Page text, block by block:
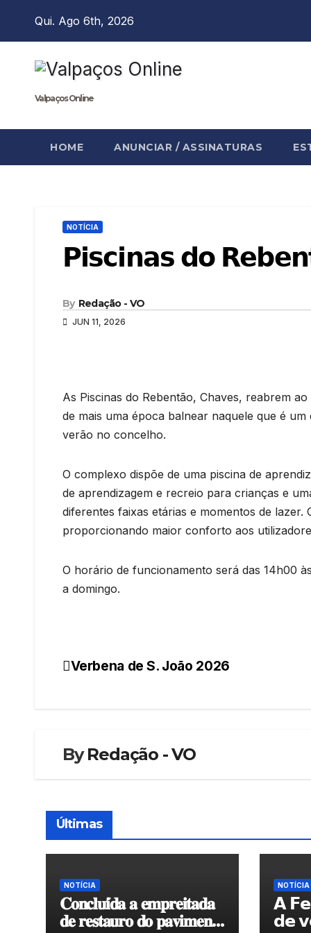
Qui. Ago 6th, 2026
Valpaços Online
HOME ANUNCIAR / ASSINATURAS
NOTÍCIA
𝗣𝗶𝘀𝗰𝗶𝗻𝗮𝘀 𝗱𝗼
By Redação - VO
JUN 11, 2026
As Piscinas do Rebentão, Chaves, reabrem
de mais uma época balnear naquele que é
verão no concelho.
O complexo dispõe de uma piscina de
de aprendizagem e recreio para crianças e
diferentes faixas etárias e momentos de
proporcionando maior conforto aos
O horário de funcionamento será das 14h00
a domingo.
Navegação
Verbena de S. João 2026
ByRedação - VO
Últimas
NOTÍCIA
𝐂𝐨𝐧𝐜𝐥𝐮𝐢́𝐝𝐚 𝐚 𝐞𝐦𝐩𝐫𝐞𝐢𝐭𝐚𝐝𝐚
𝐝𝐞 𝐫𝐞𝐬𝐭𝐚𝐮𝐫𝐨 𝐝𝐨 𝐩𝐚𝐯𝐢𝐦𝐞𝐧𝐭𝐨
NOTÍCIA
𝗔
𝗱𝗲